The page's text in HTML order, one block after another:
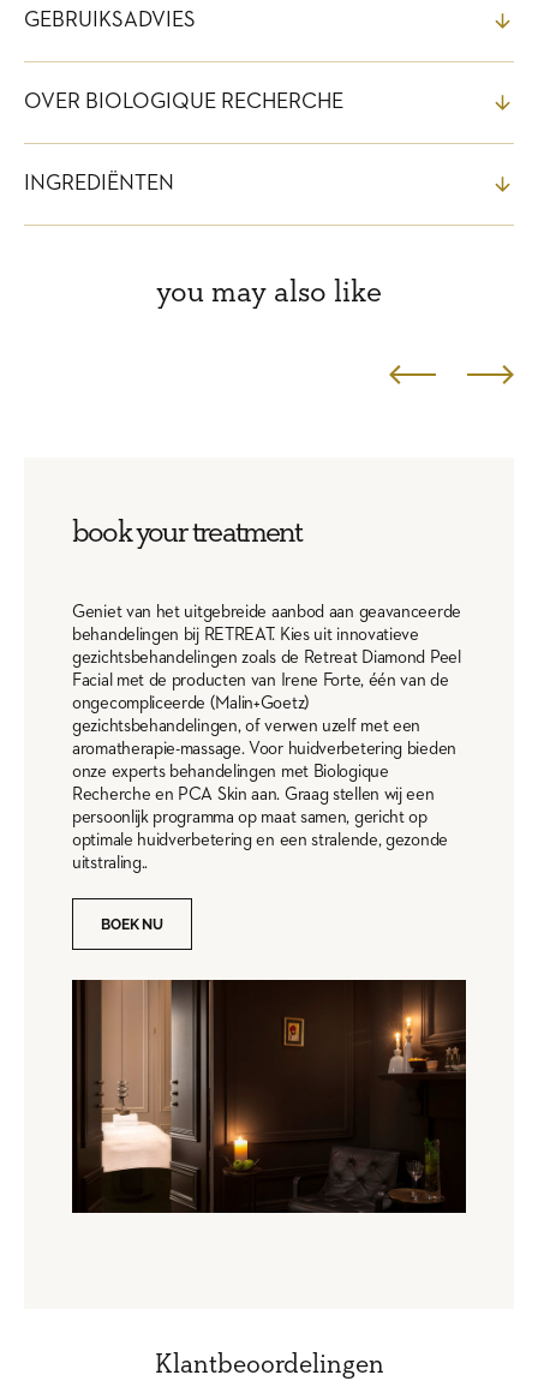
GEBRUIKSADVIES
OVER BIOLOGIQUE RECHERCHE
INGREDIËNTEN
you may also like
book your treatment
Geniet van het uitgebreide aanbod aan geavanceerde
behandelingen bij RETREAT. Kies uit innovatieve
gezichtsbehandelingen zoals de Retreat Diamond Peel
Facial met de producten van Irene Forte, één van de
ongecompliceerde (Malin+Goetz)
gezichtsbehandelingen, of verwen uzelf met een
aromatherapie-massage. Voor huidverbetering bieden
onze experts behandelingen met Biologique
Recherche en PCA Skin aan. Graag stellen wij een
persoonlijk programma op maat samen, gericht op
optimale huidverbetering en een stralende, gezonde
uitstraling..
BOEK NU
Klantbeoordelingen